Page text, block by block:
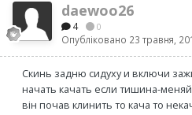
daewoo26
4 0
Опубліковано 23 травня,
Скинь задню сидуху и включи
начать качать если тишина-
він почав клинить то кача то